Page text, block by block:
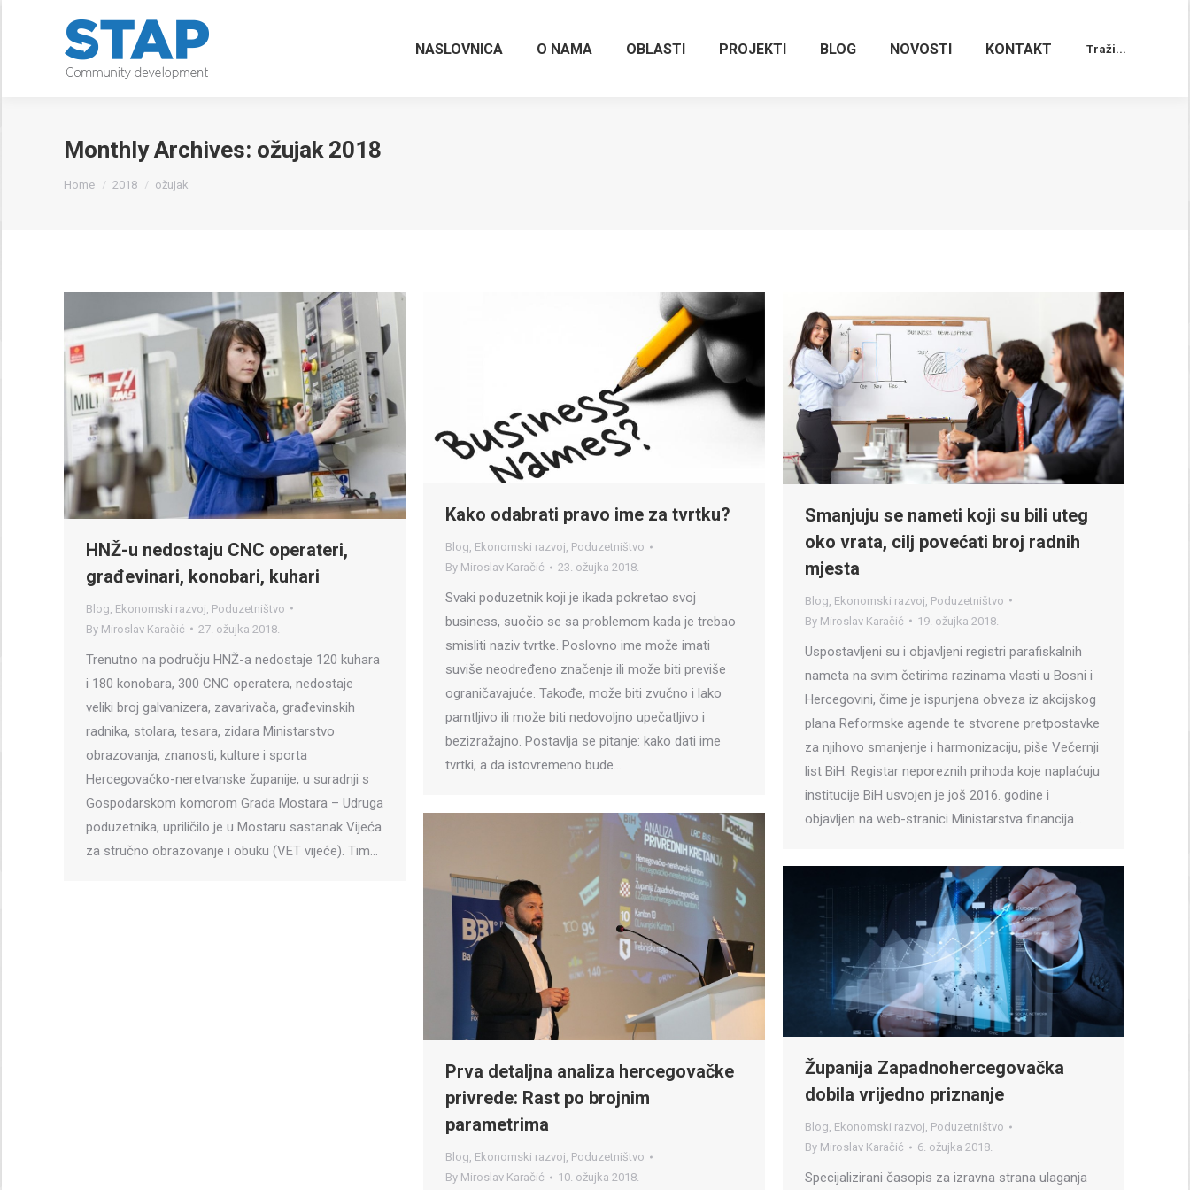
NASLOVNICA O NAMA OBLASTI PROJEKTI BLOG NOVOSTI KONTAKT Search:
Traži...
Monthly Archives: ožujak 2018
Home 2018 ožujak
HNŽ-u nedostaju CNC operateri,
građevinari, konobari, kuhari
Blog Ekonomski razvoj Poduzetništvo
By Miroslav Karačić 27. ožujka 2018.
Trenutno na području HNŽ-a nedostaje 120 kuhara
i 180 konobara, 300 CNC operatera, nedostaje
veliki broj galvanizera, zavarivača, građevinskih
radnika, stolara, tesara, zidara Ministarstvo
obrazovanja, znanosti, kulture i sporta
Hercegovačko-neretvanske županije, u suradnji s
Gospodarskom komorom Grada Mostara – Udruga
poduzetnika, upriličilo je u Mostaru sastanak Vijeća
za stručno obrazovanje i obuku (VET vijeće). Tim…
Kako odabrati pravo ime za tvrtku?
Blog, Ekonomski razvoj, Poduzetništvo
By Miroslav Karačić 23. ožujka 2018.
Svaki poduzetnik koji je ikada pokretao svoj
business, suočio se sa problemom kada je trebao
smisliti naziv tvrtke. Poslovno ime može imati
suviše neodređeno značenje ili može biti previše
ograničavajuće. Takođe, može biti zvučno i lako
pamtljivo ili može biti nedovoljno upečatljivo i
bezizražajno. Postavlja se pitanje: kako dati ime
tvrtki, a da istovremeno bude…
Smanjuju se nameti koji su bili uteg
oko vrata, cilj povećati broj radnih
mjesta
Blog Ekonomski razvoj Poduzetništvo
By Miroslav Karačić 19. ožujka 2018.
Uspostavljeni su i objavljeni registri parafiskalnih
nameta na svim četirima razinama vlasti u Bosni i
Hercegovini, čime je ispunjena obveza iz akcijskog
plana Reformske agende te stvorene pretpostavke
za njihovo smanjenje i harmonizaciju, piše Večernji
list BiH. Registar neporeznih prihoda koje naplaćuju
institucije BiH usvojen je još 2016. godine i
objavljen na web-stranici Ministarstva financija…
Prva detaljna analiza hercegovačke
privrede: Rast po brojnim
parametrima
Blog, Ekonomski razvoj, Poduzetništvo
By Miroslav Karačić 10. ožujka 2018.
Županija Zapadnohercegovačka
dobila vrijedno priznanje
Blog, Ekonomski razvoj, Poduzetništvo
By Miroslav Karačić 6. ožujka 2018.
Specijalizirani časopis za izravna strana ulaganja